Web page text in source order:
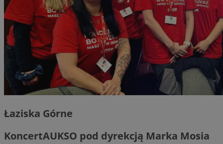
Łaziska Górne
KoncertAUKSO pod dyrekcją Marka Mosia